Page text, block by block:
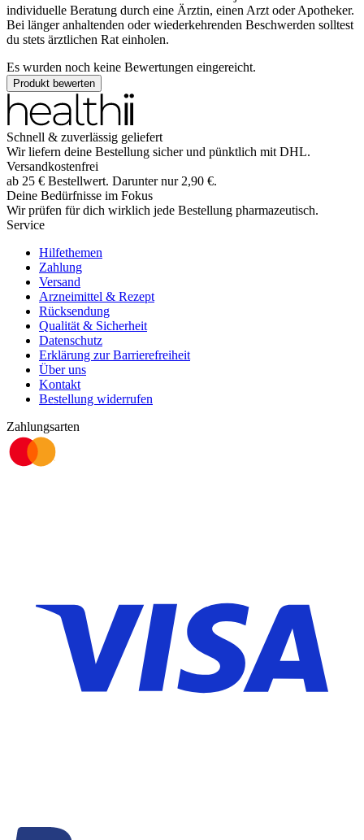
individuelle Beratung durch eine Ärztin, einen Arzt oder Apotheker.
Bei länger anhaltenden oder wiederkehrenden Beschwerden solltest
du stets ärztlichen Rat einholen.
Es wurden noch keine Bewertungen eingereicht.
Produkt bewerten
Schnell & zuverlässig geliefert
Wir liefern deine Bestellung sicher und pünktlich mit DHL.
Versandkostenfrei
ab 25 € Bestellwert. Darunter nur 2,90 €.
Deine Bedürfnisse im Fokus
Wir prüfen für dich wirklich jede Bestellung pharmazeutisch.
Service
Hilfethemen
Zahlung
Versand
Arzneimittel & Rezept
Rücksendung
Qualität & Sicherheit
Datenschutz
Erklärung zur Barrierefreiheit
Über uns
Kontakt
Bestellung widerrufen
Zahlungsarten